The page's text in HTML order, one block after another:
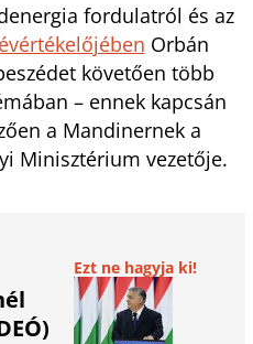
fordulatról és az
Orbán
követően több
– ennek kapcsán
a Mandinernek a
Minisztérium vezetője.
Ezt ne hagyja ki!